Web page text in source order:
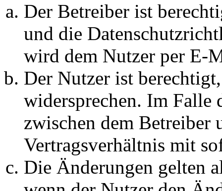
Der Betreiber ist
und die
wird dem Nutzer per E-
Der Nutzer ist
widersprechen. Im Falle
zwischen dem Betreiber
Vertragsverhältnis mit
Die Änderungen gelten